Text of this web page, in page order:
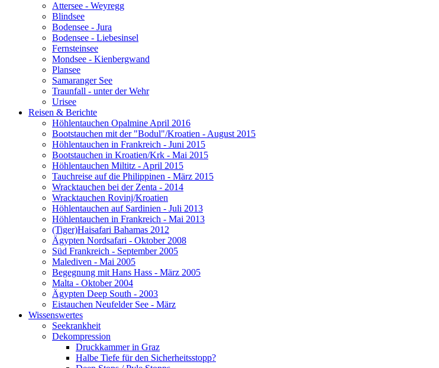
Attersee - Weyregg
Blindsee
Bodensee - Jura
Bodensee - Liebesinsel
Fernsteinsee
Mondsee - Kienbergwand
Plansee
Samaranger See
Traunfall - unter der Wehr
Urisee
Reisen & Berichte
Höhlentauchen Opalmine April 2016
Bootstauchen mit der "Bodul"/Kroatien - August 2015
Höhlentauchen in Frankreich - Juni 2015
Bootstauchen in Kroatien/Krk - Mai 2015
Höhlentauchen Miltitz - April 2015
Tauchreise auf die Philippinen - März 2015
Wracktauchen bei der Zenta - 2014
Wracktauchen Rovinj/Kroatien
Höhlentauchen auf Sardinien - Juli 2013
Höhlentauchen in Frankreich - Mai 2013
(Tiger)Haisafari Bahamas 2012
Ägypten Nordsafari - Oktober 2008
Süd Frankreich - September 2005
Malediven - Mai 2005
Begegnung mit Hans Hass - März 2005
Malta - Oktober 2004
Ägypten Deep South - 2003
Eistauchen Neufelder See - März
Wissenswertes
Seekrankheit
Dekompression
Druckkammer in Graz
Halbe Tiefe für den Sicherheitsstopp?